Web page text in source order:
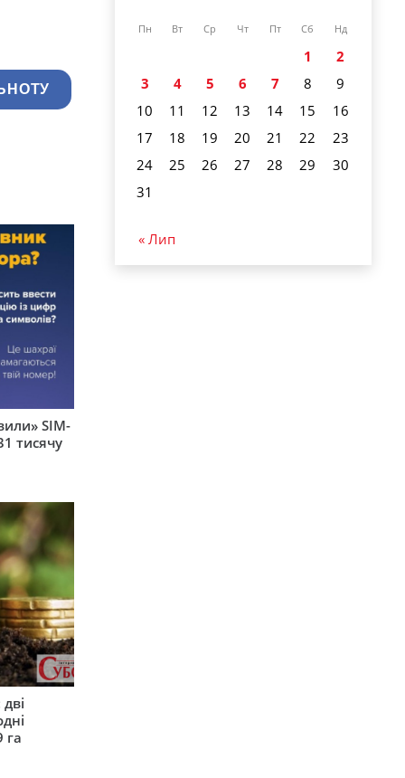
SIM-
тисячу
га
Пн Вт Ср Чт Пт Сб Нд
1
2
3
4 5 6 7 8
9
10
11 12 13 14 15
16
17
18 19 20 21 22
23
24
25 26 27 28 29
30
31
« Лип